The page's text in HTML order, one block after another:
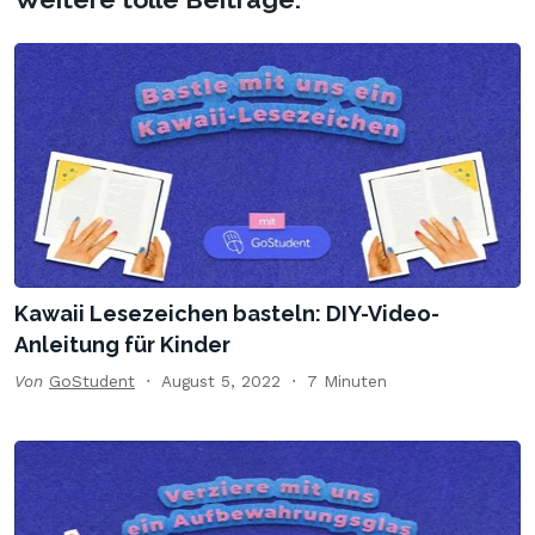
Kawaii Lesezeichen basteln: DIY-Video-
Anleitung für Kinder
Von GoStudent August 5, 2022 7 Minuten